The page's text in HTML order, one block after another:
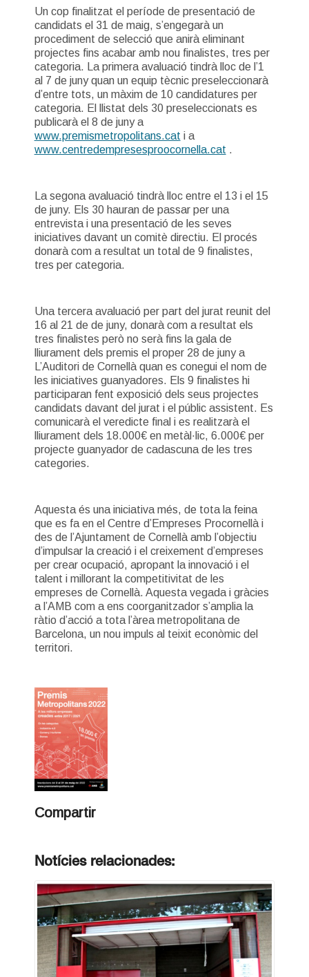
Un cop finalitzat el període de presentació de
candidats el 31 de maig, s’engegarà un
procediment de selecció que anirà eliminant
projectes fins acabar amb nou finalistes, tres per
categoria. La primera avaluació tindrà lloc de l’1
al 7 de juny quan un equip tècnic preseleccionarà
d’entre tots, un màxim de 10 candidatures per
categoria. El llistat dels 30 preseleccionats es
publicarà el 8 de juny a
www.premismetropolitans.cat i a
www.centredempresesproocornella.cat .
La segona avaluació tindrà lloc entre el 13 i el 15
de juny. Els 30 hauran de passar per una
entrevista i una presentació de les seves
iniciatives davant un comitè directiu. El procés
donarà com a resultat un total de 9 finalistes,
tres per categoria.
Una tercera avaluació per part del jurat reunit del
16 al 21 de de juny, donarà com a resultat els
tres finalistes però no serà fins la gala de
lliurament dels premis el proper 28 de juny a
L’Auditori de Cornellà quan es conegui el nom de
les iniciatives guanyadores. Els 9 finalistes hi
participaran fent exposició dels seus projectes
candidats davant del jurat i el públic assistent. Es
comunicarà el veredicte final i es realitzarà el
lliurament dels 18.000€ en metàl·lic, 6.000€ per
projecte guanyador de cadascuna de les tres
categories.
Aquesta és una iniciativa més, de tota la feina
que es fa en el Centre d’Empreses Procornellà i
des de l’Ajuntament de Cornellà amb l’objectiu
d’impulsar la creació i el creixement d’empreses
per crear ocupació, apropant la innovació i el
talent i millorant la competitivitat de les
empreses de Cornellà. Aquesta vegada i gràcies
a l’AMB com a ens coorganitzador s’amplia la
ràtio d’acció a tota l’àrea metropolitana de
Barcelona, un nou impuls al teixit econòmic del
territori.
Compartir
Notícies relacionades: